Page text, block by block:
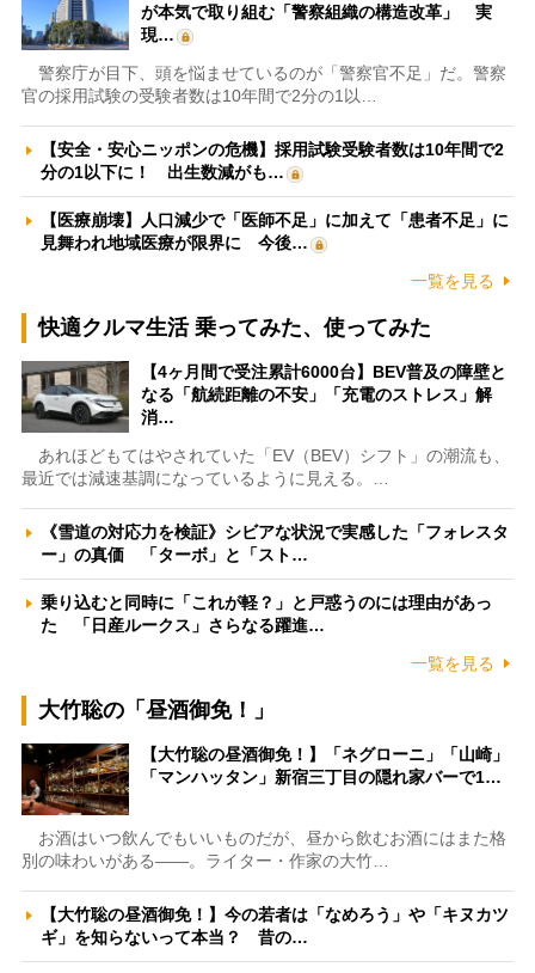
が本気で取り組む「警察組織の構造改革」 実
現…
警察庁が目下、頭を悩ませているのが「警察官不足」だ。警察
官の採用試験の受験者数は10年間で2分の1以…
【安全・安心ニッポンの危機】採用試験受験者数は10年間で2
分の1以下に！ 出生数減がも…
【医療崩壊】人口減少で「医師不足」に加えて「患者不足」に
見舞われ地域医療が限界に 今後…
一覧を見る
快適クルマ生活 乗ってみた、使ってみた
【4ヶ月間で受注累計6000台】BEV普及の障壁と
なる「航続距離の不安」「充電のストレス」解
消…
あれほどもてはやされていた「EV（BEV）シフト」の潮流も、
最近では減速基調になっているように見える。…
《雪道の対応力を検証》シビアな状況で実感した「フォレスタ
ー」の真価 「ターボ」と「スト…
乗り込むと同時に「これが軽？」と戸惑うのには理由があっ
た 「日産ルークス」さらなる躍進…
一覧を見る
大竹聡の「昼酒御免！」
【大竹聡の昼酒御免！】「ネグローニ」「山崎」
「マンハッタン」新宿三丁目の隠れ家バーで1…
お酒はいつ飲んでもいいものだが、昼から飲むお酒にはまた格
別の味わいがある――。ライター・作家の大竹…
【大竹聡の昼酒御免！】今の若者は「なめろう」や「キヌカツ
ギ」を知らないって本当？ 昔の…